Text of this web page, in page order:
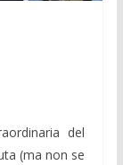
del
(ma non se